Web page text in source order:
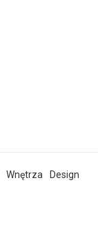
Wnętrza
Design